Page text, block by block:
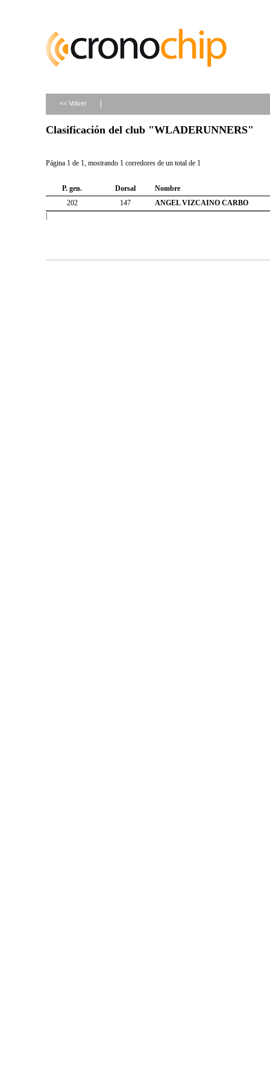
<< Volver
Clasificación del club "WLADERUNNERS"
Página 1 de 1, mostrando 1 corredores de un total de 1
P. gen. Dorsal
Nombre
202
147
ANGEL VIZCAINO CARBO
|